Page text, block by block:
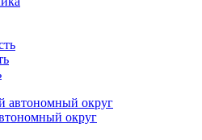
автономный округ
округ